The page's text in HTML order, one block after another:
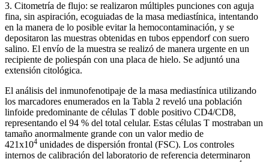
3. Citometría de flujo: se realizaron múltiples punciones con aguja
fina, sin aspiración, ecoguiadas de la masa mediastínica, intentando
en la manera de lo posible evitar la hemocontaminación, y se
depositaron las muestras obtenidas en tubos eppendorf con suero
salino. El envío de la muestra se realizó de manera urgente en un
recipiente de poliespán con una placa de hielo. Se adjuntó una
extensión citológica.
El análisis del inmunofenotipaje de la masa mediastínica utilizando
los marcadores enumerados en la Tabla 2 reveló una población
linfoide predominante de células T doble positivo CD4/CD8,
representando el 94 % del total celular. Estas células T mostraban un
tamaño anormalmente grande con un valor medio de
421x104 unidades de dispersión frontal (FSC). Los controles
internos de calibración del laboratorio de referencia determinaron